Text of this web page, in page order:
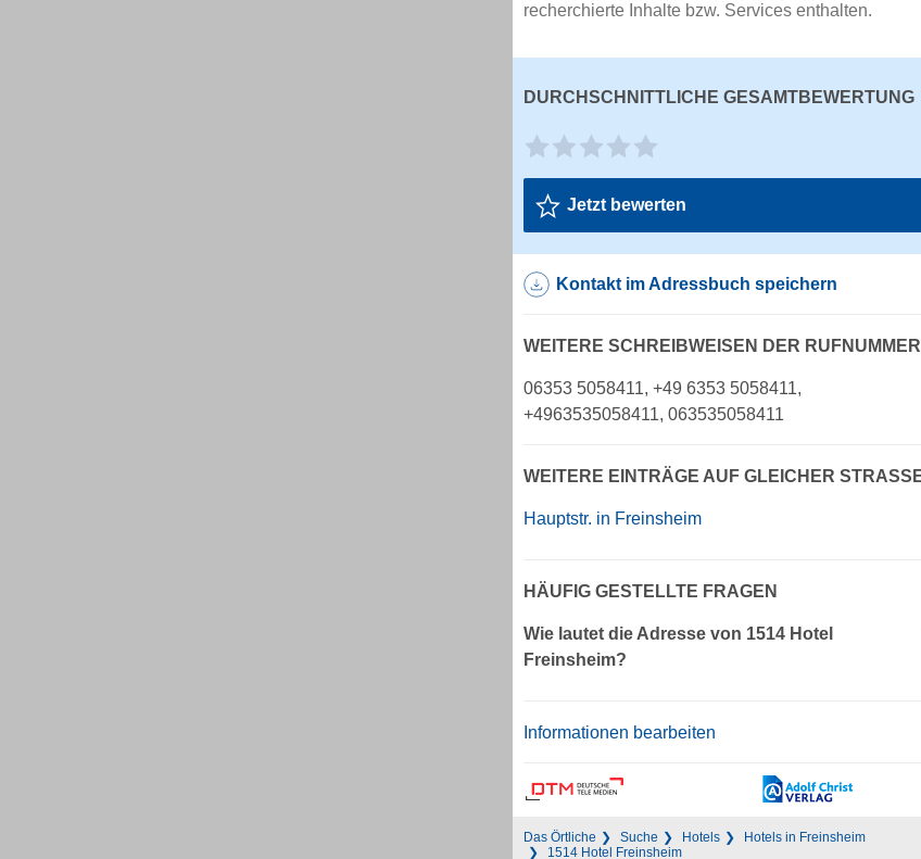
recherchierte Inhalte bzw. Services enthalten.
DURCHSCHNITTLICHE GESAMTBEWERTUNG
Jetzt bewerten
Kontakt im Adressbuch speichern
WEITERE SCHREIBWEISEN DER RUFNUMMER
06353 5058411, +49 6353 5058411,
+4963535058411, 063535058411
WEITERE EINTRÄGE AUF GLEICHER STRASSE
Hauptstr. in Freinsheim
HÄUFIG GESTELLTE FRAGEN
Wie lautet die Adresse von 1514 Hotel
Freinsheim?
Informationen bearbeiten
Das Örtliche Suche Hotels
Hotels in Freinsheim
1514 Hotel Freinsheim